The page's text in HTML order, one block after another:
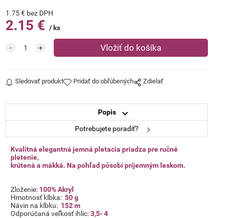
1.75€ bez DPH
2.15 € ks
Sledovať produkt Pridať do obľúbených Zdielať
Popis
Potrebujete poradiť?
Kvalitná elegantná jemná pletacia priadza pre ručné
pletenie,
krútená a mäkká. Na pohľad pôsobí príjemným leskom.
Zloženie: 100% Akryl
Hmotnosť klbka: 50 g
Návin na klbku: 152 m
Odporúčaná veľkosť ihlíc:3,5- 4